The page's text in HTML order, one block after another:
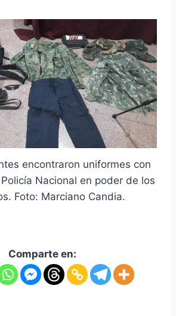
encontraron uniformes con
Nacional en poder de los
Foto: Marciano Candia.
Comparte en: